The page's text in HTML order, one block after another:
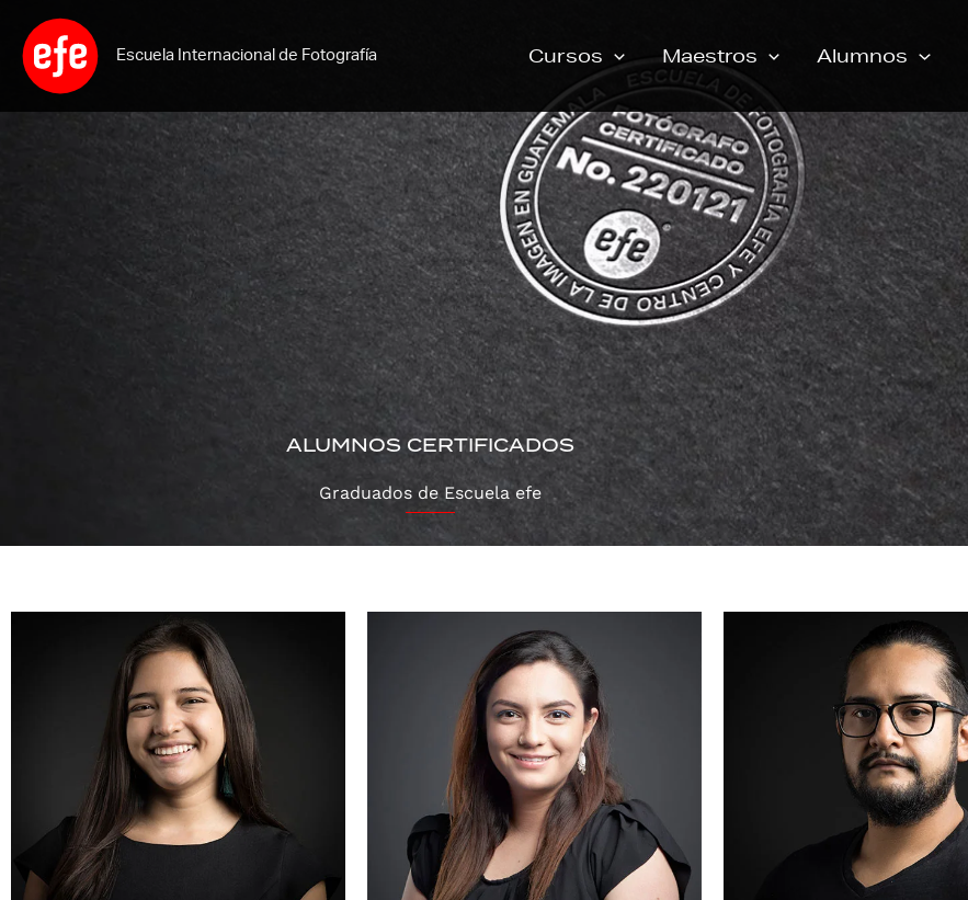
contenido
Escuela Internacional de Fotografía Cursos Maestros Alumnos
ALUMNOS CERTIFICADOS
Graduados de Escuela efe